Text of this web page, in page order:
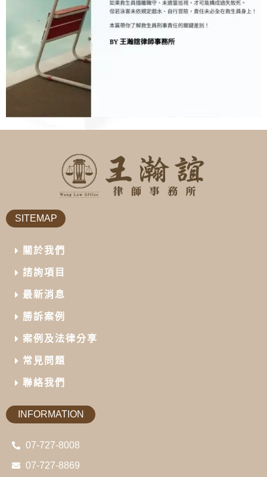
SITEMAP
關於我們
諮詢項目
最新消息
勝訴案例
案例及法律分享
常見問題
聯絡我們
INFORMATION
07-727-8008
07-727-8869